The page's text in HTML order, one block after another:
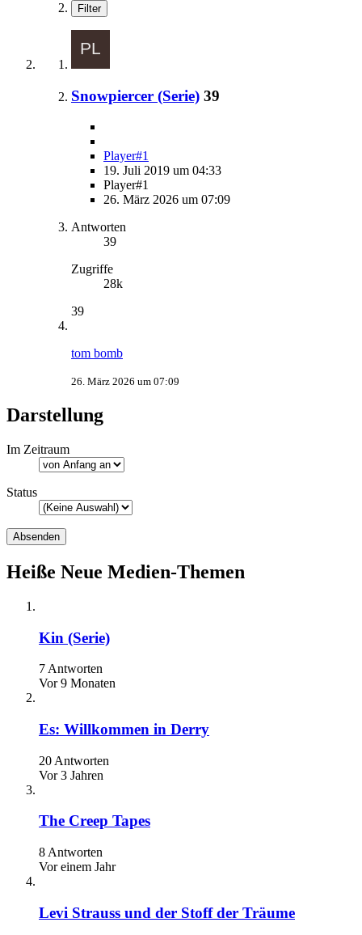
Filter
Snowpiercer (Serie) 39
Player#1
19. Juli 2019 um 04:33
Player#1
26. März 2026 um 07:09
Antworten
39
Zugriffe
28k
39
tom bomb
26. März 2026 um 07:09
Darstellung
Im Zeitraum
Status
Heiße Neue Medien-Themen
Kin (Serie)
7 Antworten
Vor 9 Monaten
Es: Willkommen in Derry
20 Antworten
Vor 3 Jahren
The Creep Tapes
8 Antworten
Vor einem Jahr
Levi Strauss und der Stoff der Träume